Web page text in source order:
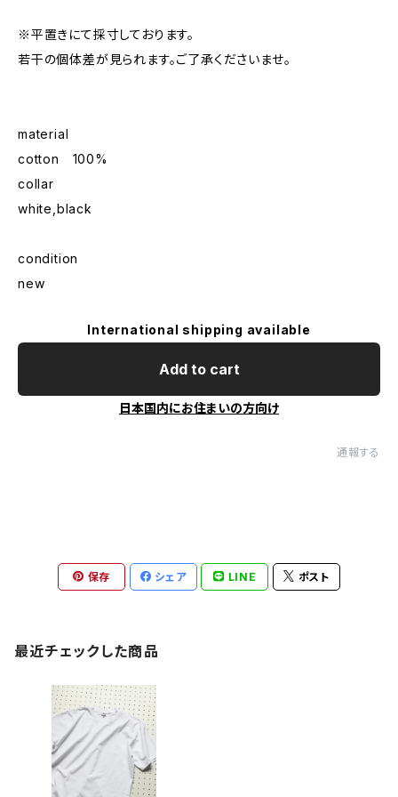
※平置きにて採寸しております。
若干の個体差が見られます。ご了承くださいませ。
material
cotton 100%
collar
white,black
condition
new
International shipping available
Add to cart
日本国内にお住まいの方向け
通報する
保存 シェア LINE ポスト
最近チェックした商品